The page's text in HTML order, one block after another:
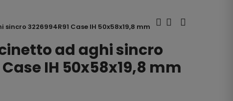
3226994R91 Case IH 50x58x19,8 mm
ad aghi sincro
Case IH 50x58x19,8 mm